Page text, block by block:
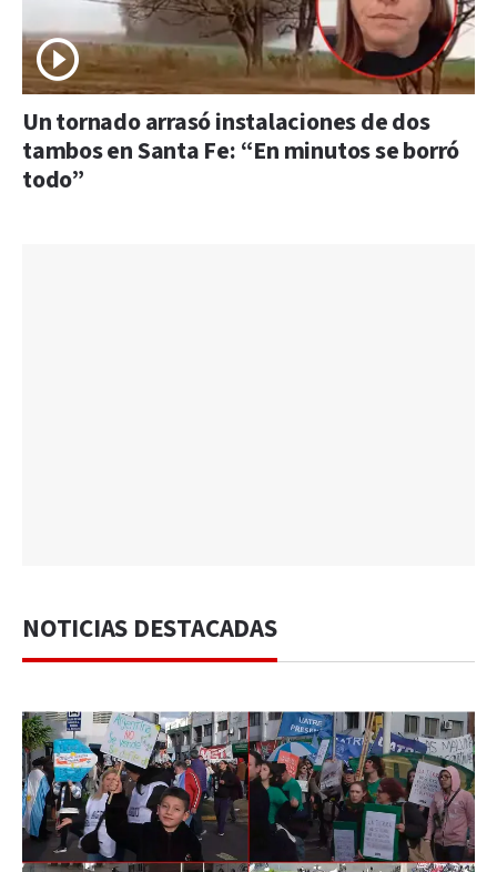
Un tornado arrasó instalaciones de dos
tambos en Santa Fe: “En minutos se borró
todo”
NOTICIAS DESTACADAS